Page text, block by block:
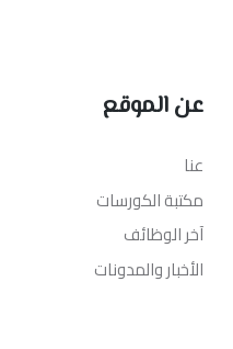
عن الموقع
عنا
مكتبة الكورسات
آخر الوظائف
الأخبار والمدونات